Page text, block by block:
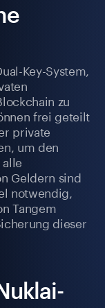
Key-System,
zu
frei geteilt
private
um den
Geldern sind
notwendig,
Tangem
dieser